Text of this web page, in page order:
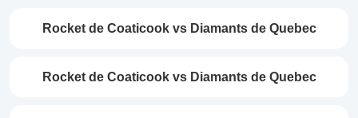
Rocket de Coaticook vs Diamants de Quebec
Rocket de Coaticook vs Diamants de Quebec